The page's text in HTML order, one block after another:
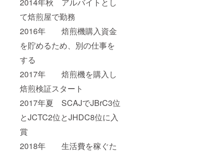
2014年秋 アルバイトとし
て焙煎屋で勤務
2016年 焙煎機購入資金
を貯めるため、別の仕事を
する
2017年 焙煎機を購入し
焙煎検証スタート
2017年夏 SCAJでJBrC3位
とJCTC2位とJHDC8位に入
賞
2018年 生活費を稼ぐた